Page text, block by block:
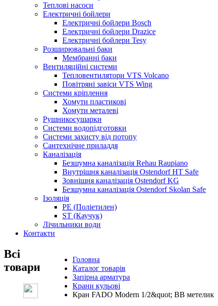
Теплові насоси
Електричні бойлери
Електричні бойлери Bosch
Електричні бойлери Drazice
Електричні бойлери Tesy
Розширювальні баки
Мембранні баки
Вентиляційні системи
Тепловентилятори VTS Volcano
Повітряні завіси VTS Wing
Системи кріплення
Хомути пластикові
Хомути металеві
Рушникосушарки
Системи водопідготовки
Системи захисту від потопу
Сантехнічне приладдя
Каналізація
Безшумна каналізація Rehau Raupiano
Внутрішня каналізація Ostendorf HT Safe
Зовнішня каналізація Ostendorf KG
Безшумна каналізація Ostendorf Skolan Safe
Ізоляція
PE (Поліетилен)
ST (Каучук)
Лічильники води
Контакти
Головна
Каталог товарів
Запірна арматура
Крани кульові
Кран FADO Modern 1/2&quot; ВВ метелик
Всі
товари